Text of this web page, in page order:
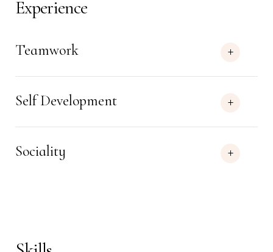
Experience
Teamwork
Self Development
Sociality